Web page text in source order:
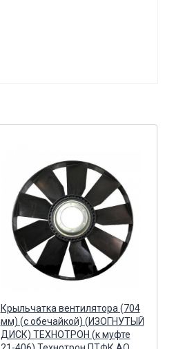
Крыльчатка вентилятора (704
мм) (с обечайкой) (ИЗОГНУТЫЙ
ДИСК) ТЕХНОТРОН (к муфте